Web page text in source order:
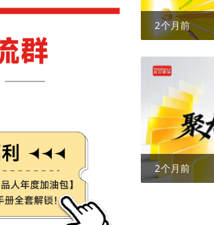
2个月前
2个月前